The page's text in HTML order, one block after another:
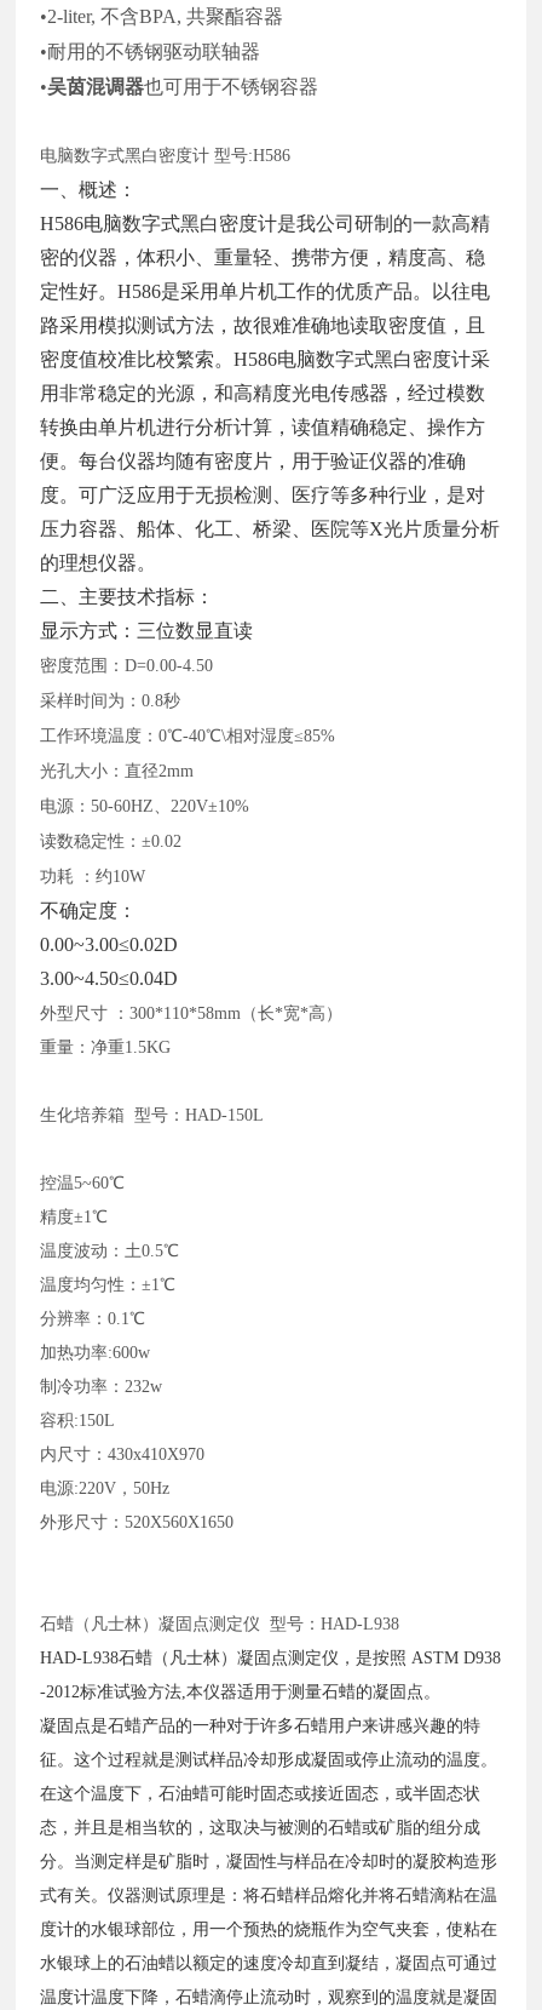
•2-liter, 不含BPA, 共聚酯容器
•耐用的不锈钢驱动联轴器
•吴茵混调器也可用于不锈钢容器
电脑数字式黑白密度计 型号:H586
一、概述：
H586电脑数字式黑白密度计是我公司研制的一款高精
密的仪器，体积小、重量轻、携带方便，精度高、稳
定性好。H586是采用单片机工作的优质产品。以往电
路采用模拟测试方法，故很难准确地读取密度值，且
密度值校准比校繁索。H586电脑数字式黑白密度计采
用非常稳定的光源，和高精度光电传感器，经过模数
转换由单片机进行分析计算，读值精确稳定、操作方
便。每台仪器均随有密度片，用于验证仪器的准确
度。可广泛应用于无损检测、医疗等多种行业，是对
压力容器、船体、化工、桥梁、医院等X光片质量分析
的理想仪器。
二、主要技术指标：
显示方式：三位数显直读
密度范围：D=0.00-4.50
采样时间为：0.8秒
工作环境温度：0℃-40℃\相对湿度≤85%
光孔大小：直径2mm
电源：50-60HZ、220V±10%
读数稳定性：±0.02
功耗
：约10W
不确定度：
0.00~3.00≤0.02D
3.00~4.50≤0.04D
外型尺寸 ：300*110*58mm（长*宽*高）
重量：净重1.5KG
生化培养箱 型号：HAD-150L
控温5~60℃
精度±1℃
温度波动：土0.5℃
温度均匀性：±1℃
分辨率：0.1℃
加热功率:600w
制冷功率： 232w
容积:150L
内尺寸：430x410X970
电源:220V，50Hz
外形尺寸：520X560X1650
石蜡（凡士林）凝固点测定仪 型号：HAD-L938
HAD-L938石蜡（凡士林）凝固点测定仪，是按照 ASTM D938
-2012标准试验方法,本仪器适用于测量石蜡的凝固点。
凝固点是石蜡产品的一种对于许多石蜡用户来讲感兴趣的特
征。这个过程就是测试样品冷却形成凝固或停止流动的温度。
在这个温度下，石油蜡可能时固态或接近固态，或半固态状
态，并且是相当软的，这取决与被测的石蜡或矿脂的组分成
分。当测定样是矿脂时，凝固性与样品在冷却时的凝胶构造形
式有关。仪器测试原理是：将石蜡样品熔化并将石蜡滴粘在温
度计的水银球部位，用一个预热的烧瓶作为空气夹套，使粘在
水银球上的石油蜡以额定的速度冷却直到凝结，凝固点可通过
温度计温度下降，石蜡滴停止流动时，观察到的温度就是凝固